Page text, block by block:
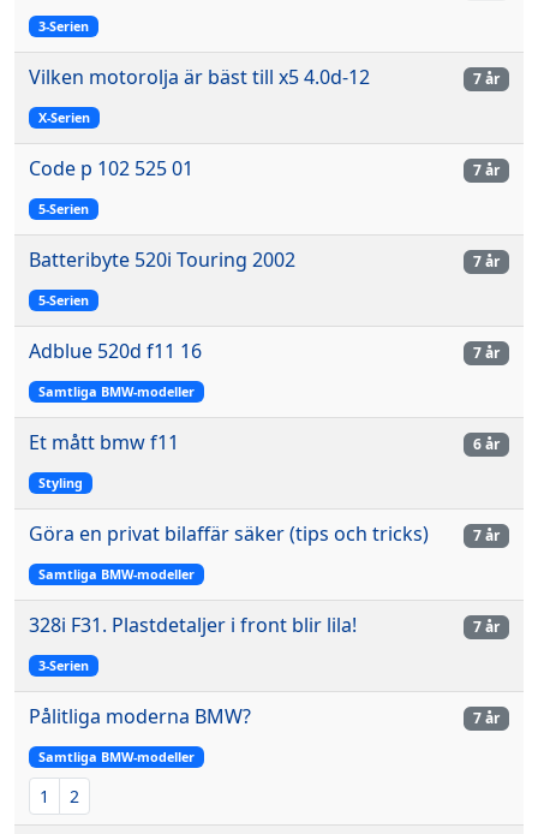
3-Serien
Vilken motorolja är bäst till x5 4.0d-12
X-Serien
7 år
Code p 102 525 01
5-Serien
7 år
Batteribyte 520i Touring 2002
5-Serien
7 år
Adblue 520d f11 16
Samtliga BMW-modeller
7 år
Et mått bmw f11
Styling
6 år
Göra en privat bilaffär säker (tips och tricks)
Samtliga BMW-modeller
7 år
328i F31. Plastdetaljer i front blir lila!
3-Serien
7 år
Pålitliga moderna BMW?
Samtliga BMW-modeller
1 2
7 år